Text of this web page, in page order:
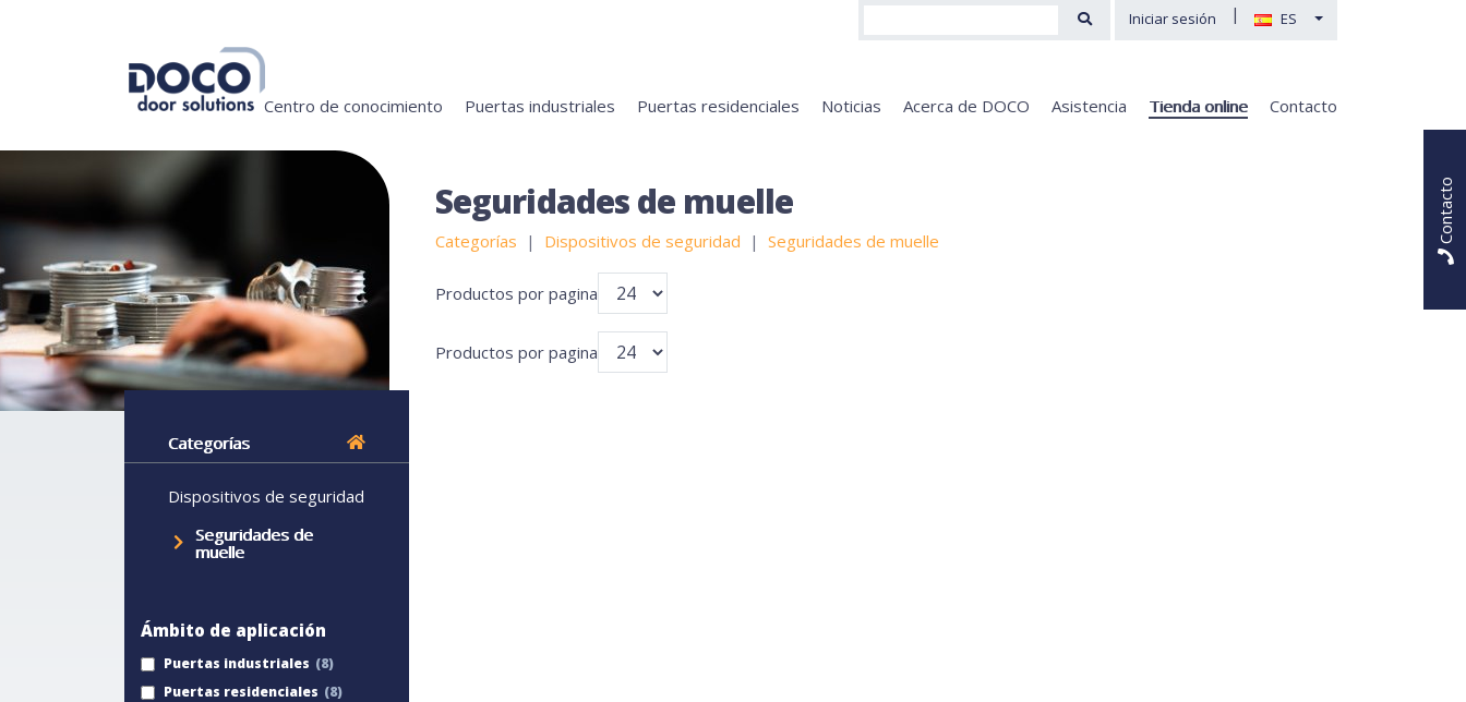
Iniciar sesión | ES
Centro de conocimiento Puertas industriales Puertas residenciales Noticias Acerca de DOCO Asistencia Tienda online Contacto
Contacto
Categorías
Dispositivos de seguridad
Seguridades de
muelle
Ámbito de aplicación
Puertas industriales
Puertas residenciales
Seguridades de muelle
Categorías Dispositivos de seguridad Seguridades de muelle
Productos por pagina
Productos por pagina